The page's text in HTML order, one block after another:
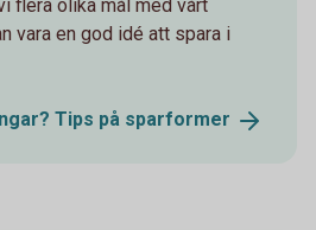
flera olika mål med vårt
vara en god idé att spara i
Tips på sparformer